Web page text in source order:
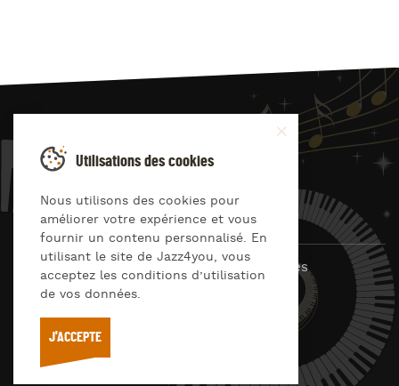
JAZZ4
© Jazz4you 2019 – 2026 Tous droits réservés
Déclaration de confidentialité
RGPD & consentement
Conditions générales d’utilisation
Utilisations des cookies
Nous utilisons des cookies pour
améliorer votre expérience et vous
fournir un contenu personnalisé. En
utilisant le site de Jazz4you, vous
acceptez les conditions d’utilisation
de vos données.
J'ACCEPTE